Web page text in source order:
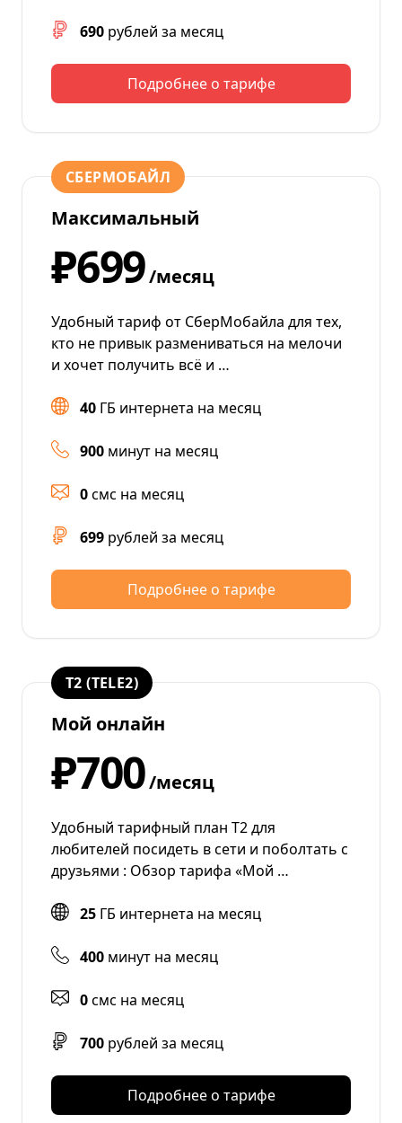
690 рублей за месяц
Подробнее о тарифе
СБЕРМОБАЙЛ
Максимальный
₽699/месяц
Удобный тариф от СберМобайла для тех,
кто не привык размениваться на мелочи
и хочет получить всё и …
40 ГБ интернета на месяц
900 минут на месяц
0смс на месяц
699 рублей за месяц
Подробнее о тарифе
T2 (TELE2)
Мой онлайн
₽700/месяц
Удобный тарифный план Т2 для
любителей посидеть в сети и поболтать с
друзьями : Обзор тарифа «Мой …
25 ГБ интернета на месяц
400 минут на месяц
0смс на месяц
700 рублей за месяц
Подробнее о тарифе